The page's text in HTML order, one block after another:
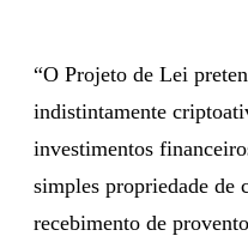
“O Projeto de Lei
indistintamente
investimentos
simples propriedade de
recebimento de